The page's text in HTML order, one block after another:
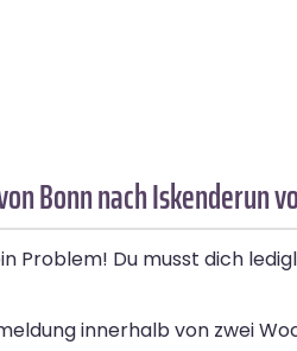
Bonn nach Iskenderun
Problem! Du musst dich
innerhalb von zwei